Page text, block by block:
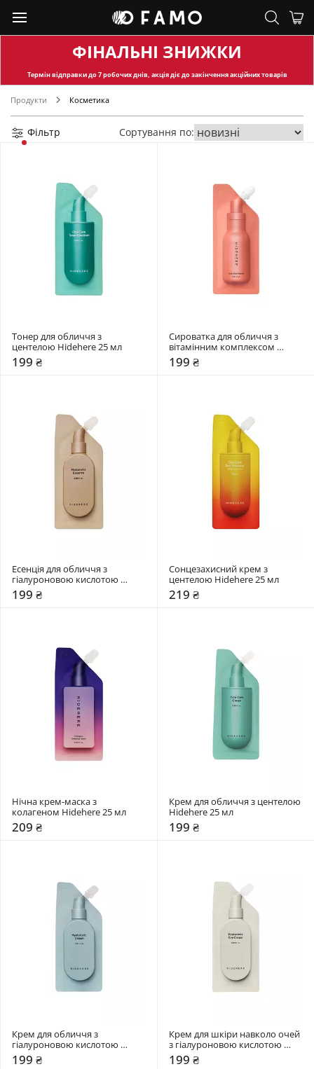
ФІНАЛЬНІ ЗНИЖКИ
Термін відправкидо 7 робочих днів, акція діє до закінчення акційних товарів
Продукти Косметика
Фільтр Сортування по:
Тонер для обличчя з
центелою Hidehere 25 мл
199 ₴
Сироватка для обличчя з
вітамінним комплексом
Hidehere 25 мл
199 ₴
Есенція для обличчя з
гіалуроновою кислотою
Hidehere 25 мл
199 ₴
Сонцезахисний крем з
центелою Hidehere 25 мл
219 ₴
Нічна крем-маска з
колагеном Hidehere 25 мл
209 ₴
Крем для обличчя з центелою
Hidehere 25 мл
199 ₴
Крем для обличчя з
гіалуроновою кислотою
Hidehere 25 мл
199 ₴
Крем для шкіри навколо очей
з гіалуроновою кислотою
Hidehere 25 мл
199 ₴